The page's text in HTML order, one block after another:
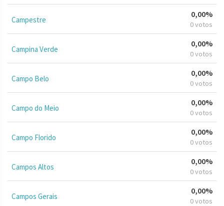
Campestre
0,00%
0 votos
Campina Verde
0,00%
0 votos
Campo Belo
0,00%
0 votos
Campo do Meio
0,00%
0 votos
Campo Florido
0,00%
0 votos
Campos Altos
0,00%
0 votos
Campos Gerais
0,00%
0 votos